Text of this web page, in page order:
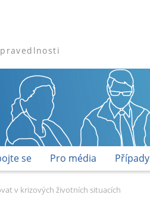
se Pro média Případy
v krizových životních situacích